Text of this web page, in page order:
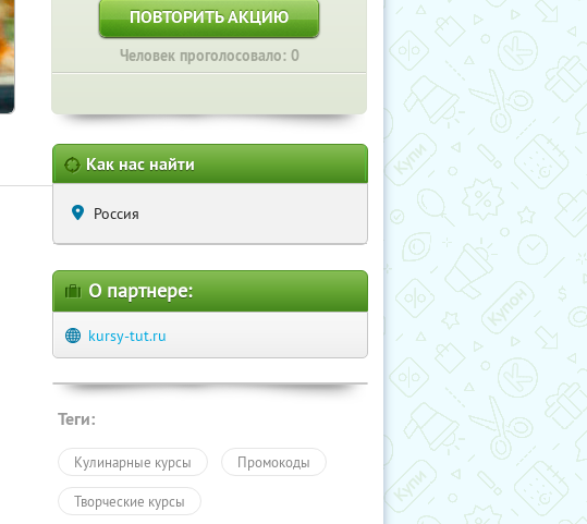
ПОВТОРИТЬ АКЦИЮ
Человек проголосовало: 0
Как нас найти
Россия
О партнере:
kursy-tut.ru
Теги:
Кулинарные курсы Промокоды
Творческие курсы